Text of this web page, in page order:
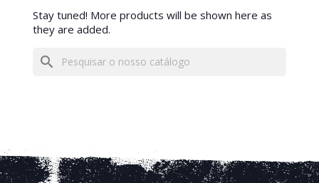
Stay tuned! More products will be shown here as
they are added.
search